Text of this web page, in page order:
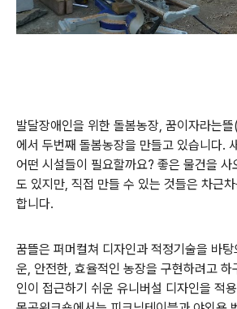
발달장애인을 위한 돌봄농장, 꿈이자라는
에서 두번째 돌봄농장을 만들고 있습니다.
어떤 시설들이 필요할까요? 좋은 물건을 사
도 있지만, 직접 만들 수 있는 것들은 차근
합니다.
꿈뜰은 퍼머컬쳐 디자인과 적정기술을 바
운, 안전한, 효율적인 농장을 구현하려고
인이 접근하기 쉬운 유니버설 디자인을 적